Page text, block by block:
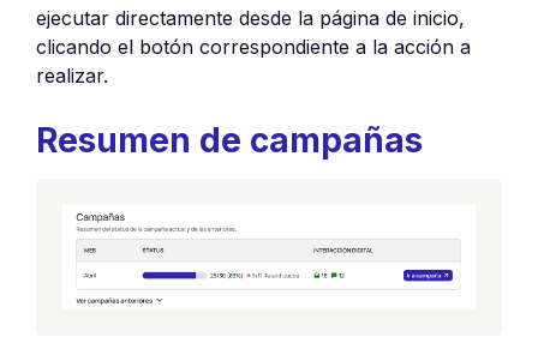
ejecutar directamente desde la página de inicio,
clicando el botón correspondiente a la acción a
realizar.
Resumen de campañas